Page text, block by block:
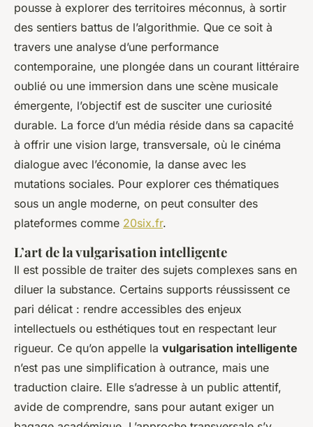
pousse à explorer des territoires méconnus, à sortir
des sentiers battus de l’algorithmie. Que ce soit à
travers une analyse d’une performance
contemporaine, une plongée dans un courant littéraire
oublié ou une immersion dans une scène musicale
émergente, l’objectif est de susciter une curiosité
durable. La force d’un média réside dans sa capacité
à offrir une vision large, transversale, où le cinéma
dialogue avec l’économie, la danse avec les
mutations sociales. Pour explorer ces thématiques
sous un angle moderne, on peut consulter des
plateformes comme 20six.fr.
L’art de la vulgarisation intelligente
Il est possible de traiter des sujets complexes sans en
diluer la substance. Certains supports réussissent ce
pari délicat : rendre accessibles des enjeux
intellectuels ou esthétiques tout en respectant leur
rigueur. Ce qu’on appelle la vulgarisation intelligente
n’est pas une simplification à outrance, mais une
traduction claire. Elle s’adresse à un public attentif,
avide de comprendre, sans pour autant exiger un